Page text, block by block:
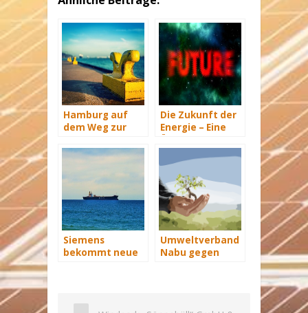
Hamburg auf
dem Weg zur
Hauptstadt
Die Zukunft der
Energie – Eine
Siemens
bekommt neue
Umweltverband
Nabu gegen